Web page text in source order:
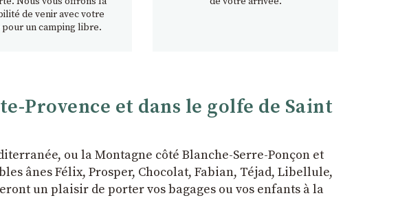
de venir avec votre
un camping libre.
Provence et dans le golfe de Saint
ou la Montagne côté Blanche-Serre-Ponçon et
ânes Félix, Prosper, Chocolat, Fabian, Téjad, Libellule,
un plaisir de porter vos bagages ou vos enfants à la